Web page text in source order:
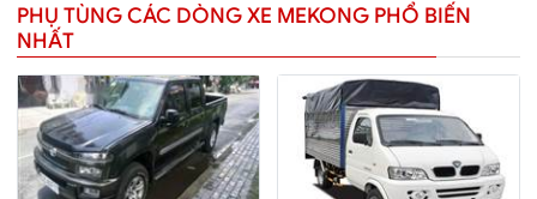
PHỤ TÙNG CÁC DÒNG XE MEKONG PHỔ BIẾN
NHẤT